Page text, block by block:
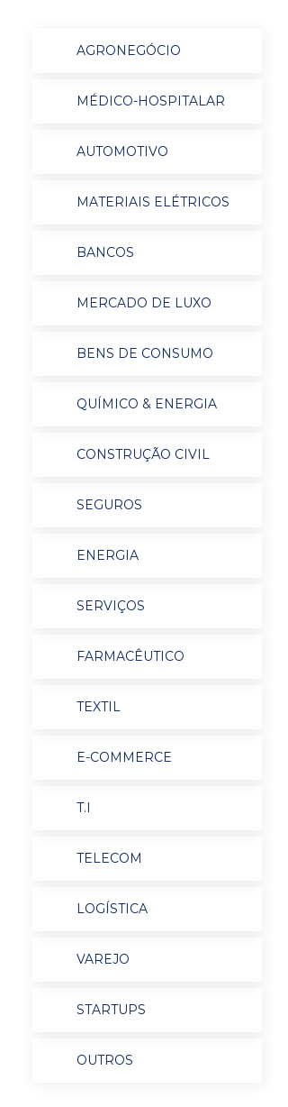
AGRONEGÓCIO
MÉDICO-HOSPITALAR
AUTOMOTIVO
MATERIAIS ELÉTRICOS
BANCOS
MERCADO DE LUXO
BENS DE CONSUMO
QUÍMICO & ENERGIA
CONSTRUÇÃO CIVIL
SEGUROS
ENERGIA
SERVIÇOS
FARMACÊUTICO
TEXTIL
E-COMMERCE
T.I
TELECOM
LOGÍSTICA
VAREJO
STARTUPS
OUTROS